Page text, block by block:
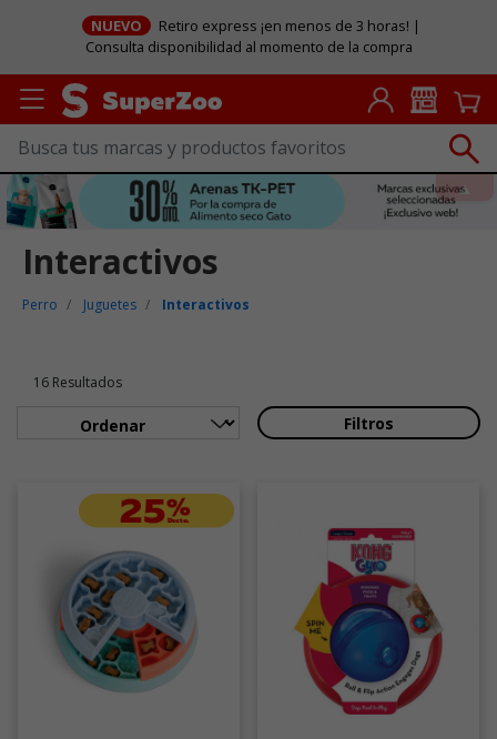
NUEVO
Retiro express ¡en menos de 3 horas! |
Consulta disponibilidad al momento de la compra
Interactivos
Perro Juguetes Interactivos
16 Resultados
Filtros